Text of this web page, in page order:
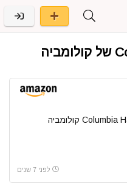
סוויטשרט Columbia Hart II קולומביה
לפני 7 שנים